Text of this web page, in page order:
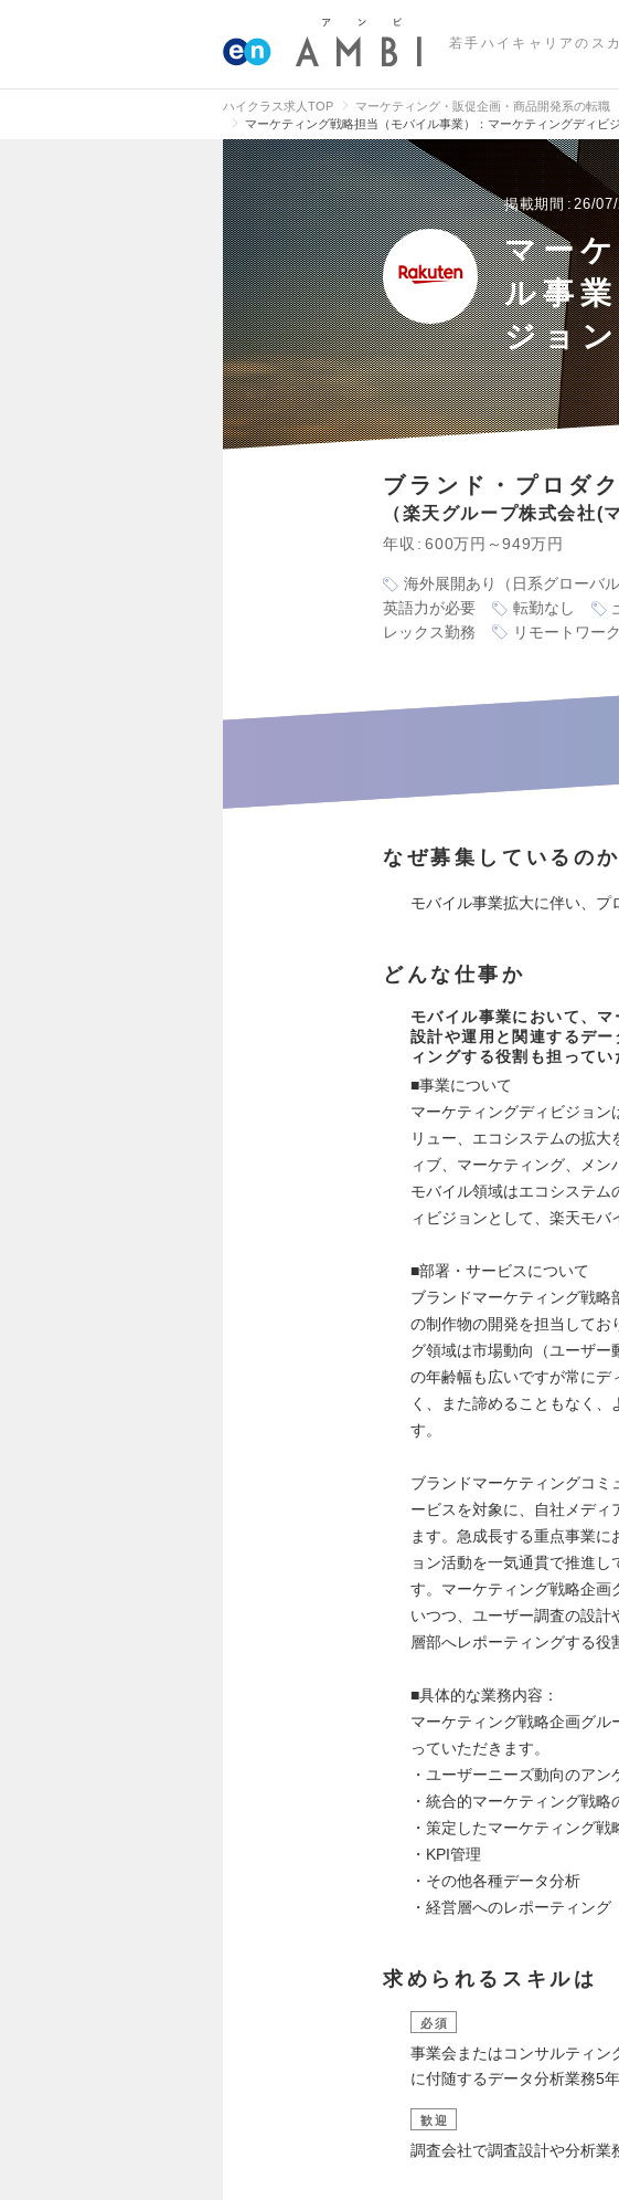
若手ハイキャリアのス
ハイクラス求人TOP マーケティング・販促企画・商品開発系の転職
マーケティング戦略担当（モバイル事業）：マーケティングディビ
掲載期間 26/
マー
ル事
ジョ
ブランド・プロダ
楽天グループ株式会社(
年収 600万円～949万円
海外展開あり（日系グローバル
英語力が必要
転勤なし
レックス勤務
リモートワー
なぜ募集しているのか
モバイル事業拡大に伴い、プ
どんな仕事か
モバイル事業において、
設計や運用と関連するデ
ィングする役割も担ってい
■事業について
マーケティングディビジョ
リュー、エコシステムの拡
ィブ、マーケティング、メン
モバイル領域はエコシステ
ィビジョンとして、楽天モバ
■部署・サービスについて
ブランドマーケティング戦
の制作物の開発を担当してお
グ領域は市場動向（ユーザ
の年齢幅も広いですが常にデ
く、また諦めることもなく
す。
ブランドマーケティングコ
ービスを対象に、自社メデ
ます。急成長する重点事業
ョン活動を一気通貫で推進
す。マーケティング戦略企画
いつつ、ユーザー調査の設
層部へレポーティングする役
■具体的な業務内容：
マーケティング戦略企画グル
っていただきます。
・ユーザーニーズ動向のア
・統合的マーケティング戦略
・策定したマーケティング
・KPI管理
・その他各種データ分析
・経営層へのレポーティング
求められるスキルは
必須
事業会またはコンサルティン
に付随するデータ分析業務5
歓迎
調査会社で調査設計や分析業